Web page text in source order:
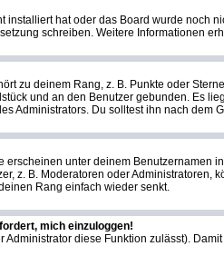
hat oder das Board wurde
schreiben. Weitere Informationen
zu deinem Rang, z. B. Punkte oder
und an den Benutzer gebunden. Es
Administrators. Du solltest ihn nach dem
unter deinem
z. B. Moderatoren oder
Rang einfach wieder senkt.
mich einzuloggen!
diese Funktion zulässt).